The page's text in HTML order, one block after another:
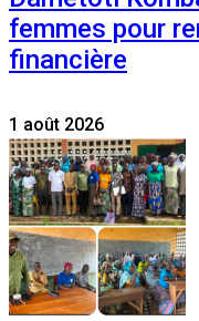
femmes pour
financière
1 août 2026